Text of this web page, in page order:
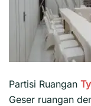
Partisi Ruangan
Geser ruangan